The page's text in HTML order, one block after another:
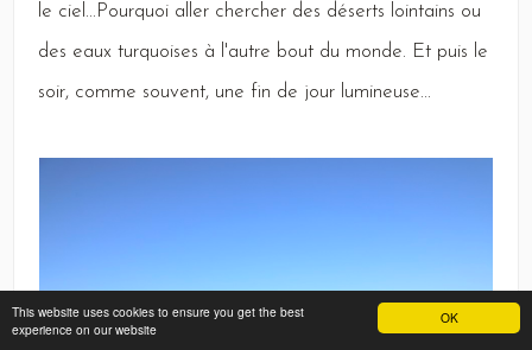
OK
This website uses cookies to ensure you get the best
experience on our website
le ciel... Pourquoi aller chercher des déserts lointains ou
des eaux turquoises à l'autre bout du monde. Et puis le
soir, comme souvent, une fin de jour lumineuse...